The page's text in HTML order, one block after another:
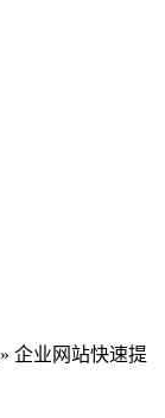
» 企业网站快速提